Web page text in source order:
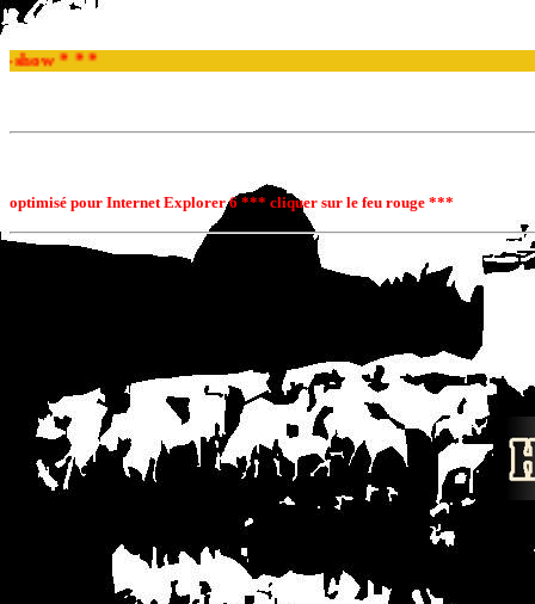
* * *
optimisé pour Internet Explorer 6 *** cliquer sur le feu rouge ***